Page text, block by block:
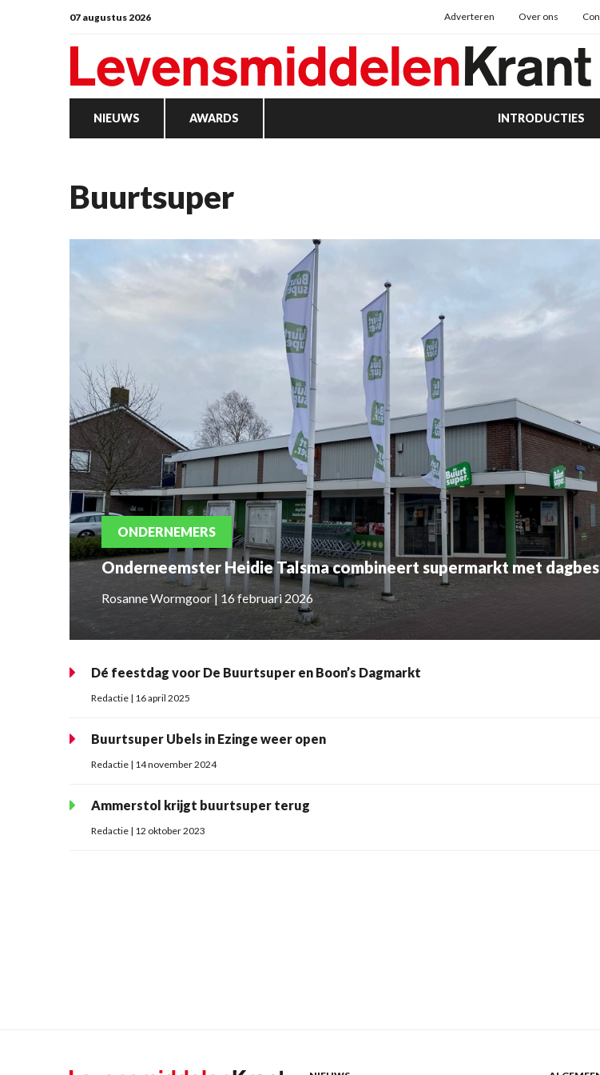
07 augustus 2026 Adverteren Over ons
NIEUWS AWARDS INTRODUCTIES
Buurtsuper
ONDERNEMERS
Onderneemster Heidie Talsma combineert supermarkt met
Rosanne Wormgoor | 16 februari 2026
Dé feestdag voor De Buurtsuper en Boon’s Dagmarkt
Redactie | 16 april 2025
Buurtsuper Ubels in Ezinge weer open
Redactie | 14 november 2024
Ammerstol krijgt buurtsuper terug
Redactie | 12 oktober 2023